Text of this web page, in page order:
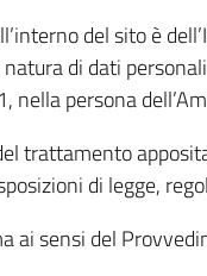
del sito è
di dati
nella persona
trattamento
di legge,
sensi del